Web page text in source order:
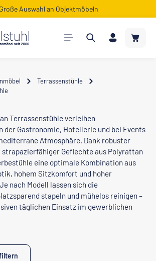
Auswahl an Objektmöbeln
für Gewerbe, Vereine & Kommunen
Terrassenstühle
Terrassenstühle verleihen
der Gastronomie, Hotellerie und bei Events
Atmosphäre. Dank robuster
Geflechte aus Polyrattan
eine optimale Kombination aus
hohem Sitzkomfort und hoher
nach Modell lassen sich die
stapeln und mühelos reinigen –
täglichen Einsatz im gewerblichen